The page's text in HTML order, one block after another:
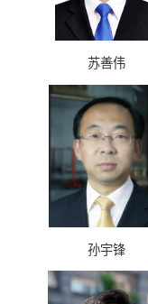
苏善伟
孙宇锋